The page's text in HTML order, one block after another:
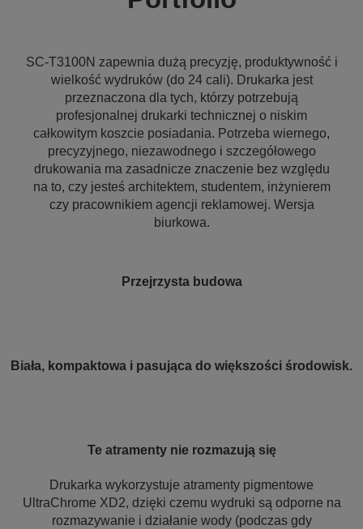
SC-T3100N zapewnia dużą precyzję, produktywność i
wielkość wydruków (do 24 cali). Drukarka jest
przeznaczona dla tych, którzy potrzebują
profesjonalnej drukarki technicznej o niskim
całkowitym koszcie posiadania. Potrzeba wiernego,
precyzyjnego, niezawodnego i szczegółowego
drukowania ma zasadnicze znaczenie bez względu
na to, czy jesteś architektem, studentem, inżynierem
czy pracownikiem agencji reklamowej. Wersja
biurkowa.
Przejrzysta budowa
Biała, kompaktowa i pasująca do większości środowisk.
Te atramenty nie rozmazują się
Drukarka wykorzystuje atramenty pigmentowe
UltraChrome XD2, dzięki czemu wydruki są odporne na
rozmazywanie i działanie wody (podczas gdy